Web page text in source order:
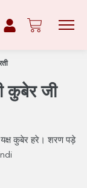
जी
कुबेर हरे। शरण पड़े